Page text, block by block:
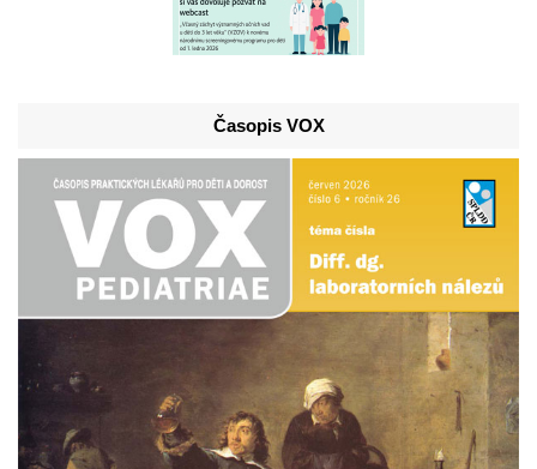
Časopis VOX